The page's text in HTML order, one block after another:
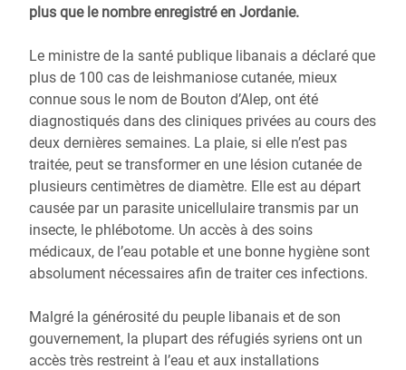
plus que le nombre enregistré en Jordanie.
Le ministre de la santé publique libanais a déclaré que
plus de 100 cas de leishmaniose cutanée, mieux
connue sous le nom de Bouton d’Alep, ont été
diagnostiqués dans des cliniques privées au cours des
deux dernières semaines. La plaie, si elle n’est pas
traitée, peut se transformer en une lésion cutanée de
plusieurs centimètres de diamètre. Elle est au départ
causée par un parasite unicellulaire transmis par un
insecte, le phlébotome. Un accès à des soins
médicaux, de l’eau potable et une bonne hygiène sont
absolument nécessaires afin de traiter ces infections.
Malgré la générosité du peuple libanais et de son
gouvernement, la plupart des réfugiés syriens ont un
accès très restreint à l’eau et aux installations